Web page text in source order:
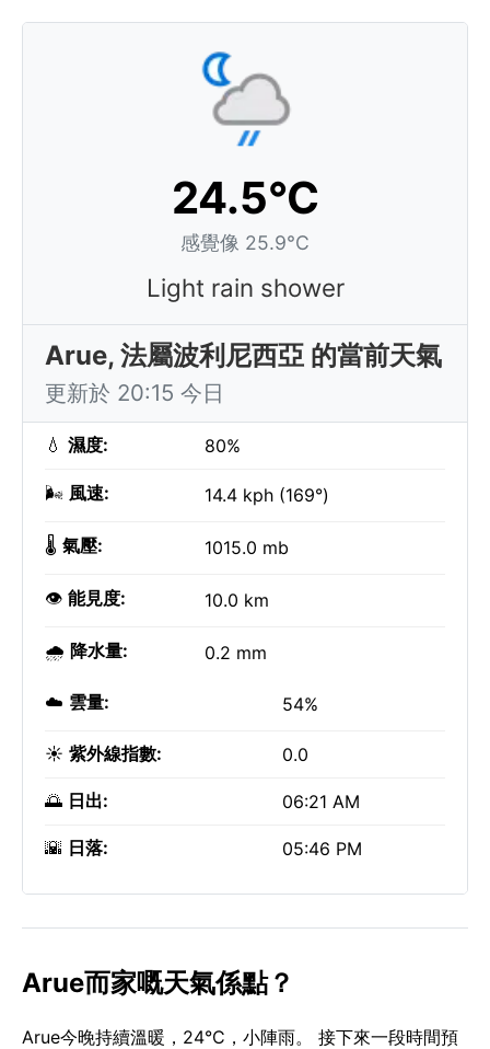
24.5°C
感覺像 25.9°C
Light rain shower
Arue, 法屬波利尼西亞 的當前天氣
更新於 20:15 今日
💧 濕度: 80%
🌬️ 風速: 14.4 kph (169°)
🌡️ 氣壓: 1015.0 mb
👁️ 能見度: 10.0 km
🌧️ 降水量: 0.2 mm
☁️ 雲量: 54%
☀️ 紫外線指數: 0.0
🌅 日出: 06:21 AM
🌇 日落: 05:46 PM
Arue而家嘅天氣係點？
Arue今晚持續溫暖，24°C，小陣雨。 接下來一段時間預